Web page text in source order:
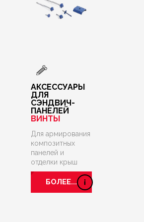
АКСЕССУАРЫ
ДЛЯ
СЭНДВИЧ-
ПАНЕЛЕЙ
ВИНТЫ
Для армирования
композитных
панелей и
отделки крыш
БОЛЕЕ...